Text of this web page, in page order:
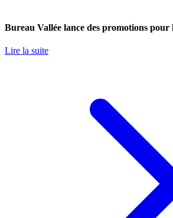
Bureau Vallée lance des promotions pour
Lire la suite